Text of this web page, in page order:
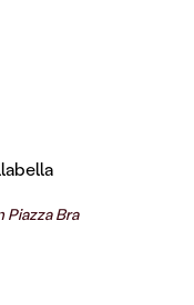
Piazza Bra